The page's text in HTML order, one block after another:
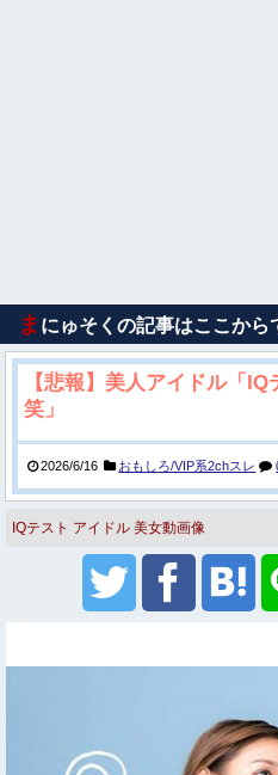
ま にゅそくの記事はここから
【悲報】美人アイドル「IQ
笑」
2026/6/16 おもしろ/VIP系2chスレ
IQテスト アイドル 美女動画像